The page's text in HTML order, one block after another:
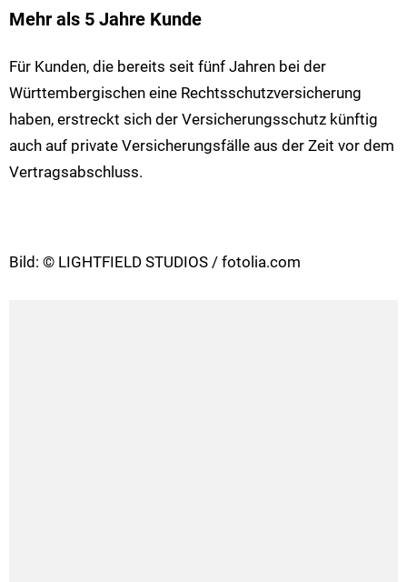
Mehr als 5 Jahre Kunde
Für Kunden, die bereits seit fünf Jahren bei der
Württembergischen eine Rechtsschutzversicherung
haben, erstreckt sich der Versicherungsschutz künftig
auch auf private Versicherungsfälle aus der Zeit vor dem
Vertragsabschluss.
Bild: © LIGHTFIELD STUDIOS / fotolia.com